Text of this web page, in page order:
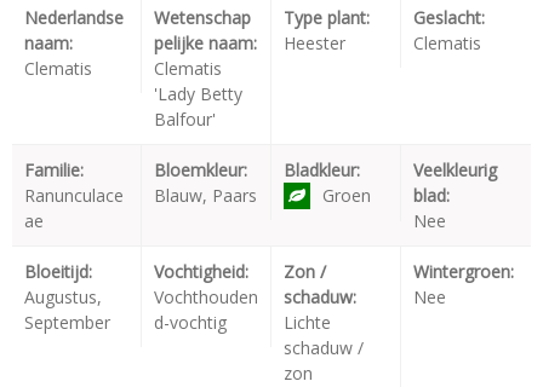
Nederlandse
naam:
Clematis
Wetenschap
pelijke naam:
Clematis
'Lady Betty
Balfour'
Type plant:
Heester
Geslacht:
Clematis
Familie:
Ranunculace
ae
Bloemkleur:
Blauw, Paars
Bladkleur:
Groen
Veelkleurig
blad:
Nee
Bloeitijd:
Augustus,
September
Vochtigheid:
Vochthouden
d-vochtig
Zon /
schaduw:
Lichte
schaduw /
zon
Wintergroen:
Nee